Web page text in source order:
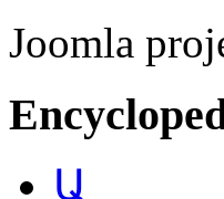
Joomla
Ա